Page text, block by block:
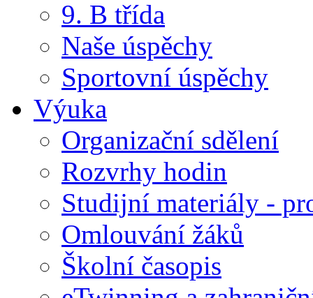
9. B třída
Naše úspěchy
Sportovní úspěchy
Výuka
Organizační sdělení
Rozvrhy hodin
Studijní materiály -
Omlouvání žáků
Školní časopis